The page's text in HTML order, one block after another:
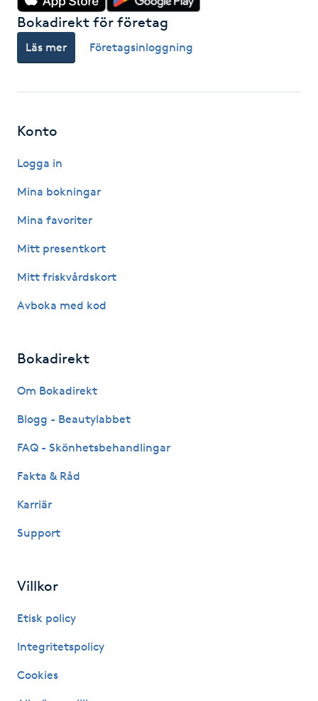
Hypnos
Hårvård
Hälsprickor
IPL
IR-massage
Japansk massage
Kemisk peeling
Keratinbehandling
Bokadirekt för företag
Läs mer Företagsinloggning
Konto
Logga in
Mina bokningar
Mina favoriter
Mitt presentkort
Mitt friskvårdskort
Avboka med kod
Bokadirekt
Om Bokadirekt
Blogg - Beautylabbet
FAQ - Skönhetsbehandlingar
Fakta & Råd
Karriär
Support
Villkor
Etisk policy
Integritetspolicy
Cookies